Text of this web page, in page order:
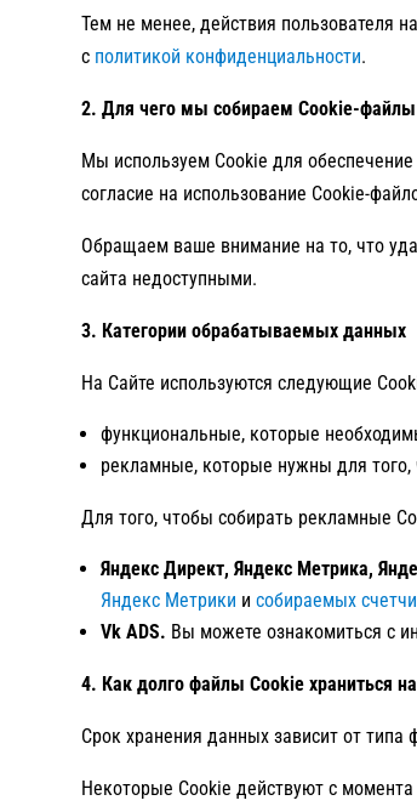
Тем не менее, действия пользователя
с политикой конфиденциальности.
2. Для чего мы собираем Cookie-файлы
Мы используем Cookie для
согласие на использование Cookie-
Обращаем ваше внимание на то, что
сайта недоступными.
3. Категории обрабатываемых данных
На Сайте используются следующие
функциональные, которые
рекламные, которые нужны для того,
Для того, чтобы собирать рекламные
Яндекс Директ, Яндекс Метрика,
Яндекс Метрики исобираемых
Vk ADS. Вы можете ознакомиться с
4. Как долго файлы Cookie храниться
Срок хранения данных зависит от типа
Некоторые Cookie действуют с